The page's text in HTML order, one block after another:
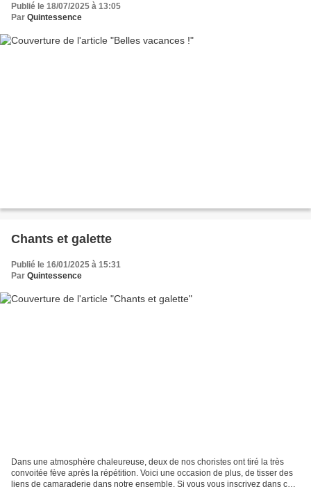
Publié le 18/07/2025 à 13:05
Par Quintessence
Chants et galette
Publié le 16/01/2025 à 15:31
Par Quintessence
Dans une atmosphère chaleureuse, deux de nos choristes ont tiré la très
convoitée fève après la répétition. Voici une occasion de plus, de tisser des
liens de camaraderie dans notre ensemble. Si vous vous inscrivez dans cet